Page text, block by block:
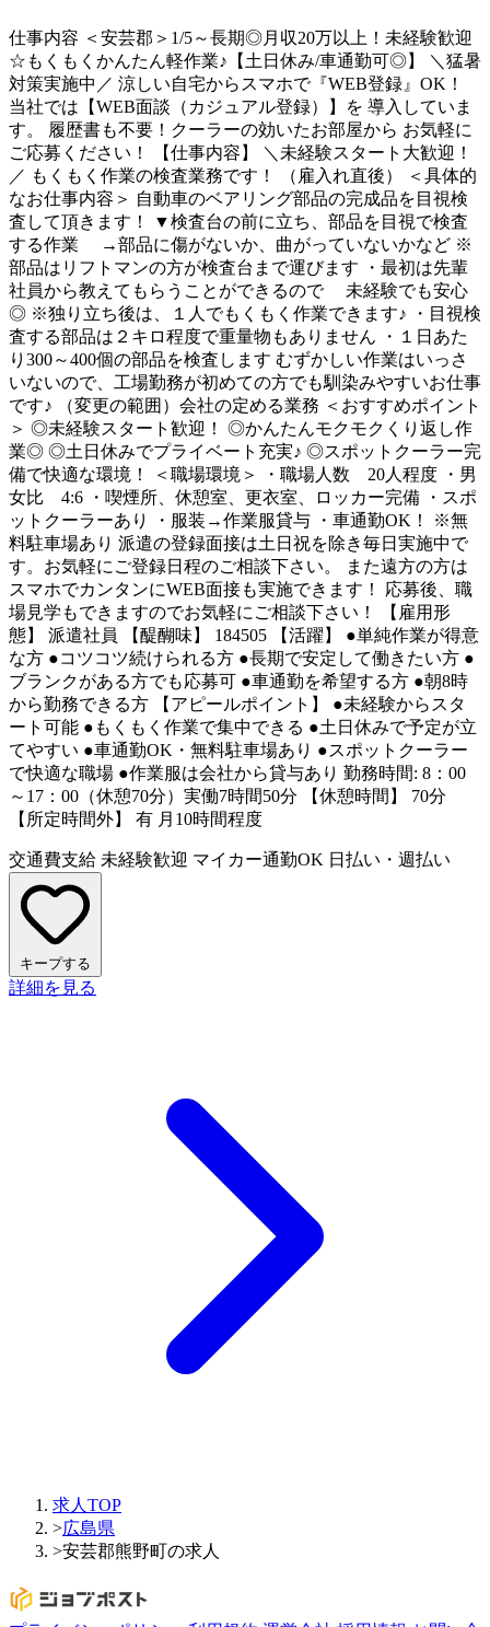
仕事内容 ＜安芸郡＞1/5～長期◎月収20万以上！未経験歓迎
☆もくもくかんたん軽作業♪【土日休み/車通勤可◎】 ＼猛暑
対策実施中／ 涼しい自宅からスマホで『WEB登録』OK！
当社では【WEB面談（カジュアル登録）】を 導入していま
す。 履歴書も不要！クーラーの効いたお部屋から お気軽に
ご応募ください！ 【仕事内容】 ＼未経験スタート大歓迎！
／ もくもく作業の検査業務です！ （雇入れ直後） ＜具体的
なお仕事内容＞ 自動車のベアリング部品の完成品を目視検
査して頂きます！ ▼検査台の前に立ち、部品を目視で検査
する作業 →部品に傷がないか、曲がっていないかなど ※
部品はリフトマンの方が検査台まで運びます ・最初は先輩
社員から教えてもらうことができるので 未経験でも安心
◎ ※独り立ち後は、１人でもくもく作業できます♪ ・目視検
査する部品は２キロ程度で重量物もありません ・１日あた
り300～400個の部品を検査します むずかしい作業はいっさ
いないので、工場勤務が初めての方でも馴染みやすいお仕事
です♪ （変更の範囲）会社の定める業務 ＜おすすめポイント
＞ ◎未経験スタート歓迎！ ◎かんたんモクモクくり返し作
業◎ ◎土日休みでプライベート充実♪ ◎スポットクーラー完
備で快適な環境！ ＜職場環境＞ ・職場人数 20人程度 ・男
女比 4:6 ・喫煙所、休憩室、更衣室、ロッカー完備 ・スポ
ットクーラーあり ・服装→作業服貸与 ・車通勤OK！ ※無
料駐車場あり 派遣の登録面接は土日祝を除き毎日実施中で
す。お気軽にご登録日程のご相談下さい。 また遠方の方は
スマホでカンタンにWEB面接も実施できます！ 応募後、職
場見学もできますのでお気軽にご相談下さい！ 【雇用形
態】 派遣社員 【醍醐味】 184505 【活躍】 ●単純作業が得意
な方 ●コツコツ続けられる方 ●長期で安定して働きたい方 ●
ブランクがある方でも応募可 ●車通勤を希望する方 ●朝8時
から勤務できる方 【アピールポイント】 ●未経験からスタ
ート可能 ●もくもく作業で集中できる ●土日休みで予定が立
てやすい ●車通勤OK・無料駐車場あり ●スポットクーラー
で快適な職場 ●作業服は会社から貸与あり 勤務時間: 8：00
～17：00（休憩70分）実働7時間50分 【休憩時間】 70分
【所定時間外】 有 月10時間程度
交通費支給 未経験歓迎 マイカー通勤OK 日払い・週払い
キープする
詳細を見る
求人TOP
>広島県
>安芸郡熊野町の求人